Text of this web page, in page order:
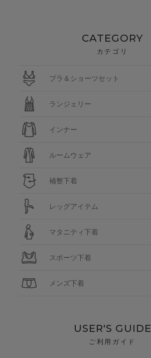
CATEGORY
カテゴリ
ブラ＆ショーツセット
ランジェリー
インナー
ルームウェア
補整下着
レッグアイテム
マタニティ下着
スポーツ下着
メンズ下着
USER'S GUIDE
ご利用ガイド